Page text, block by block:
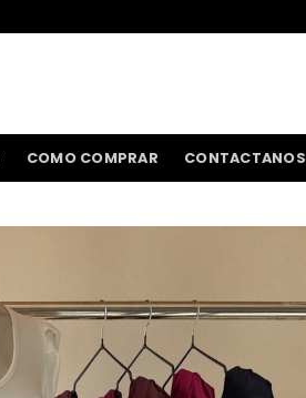
COMO COMPRAR CONTACTANOS